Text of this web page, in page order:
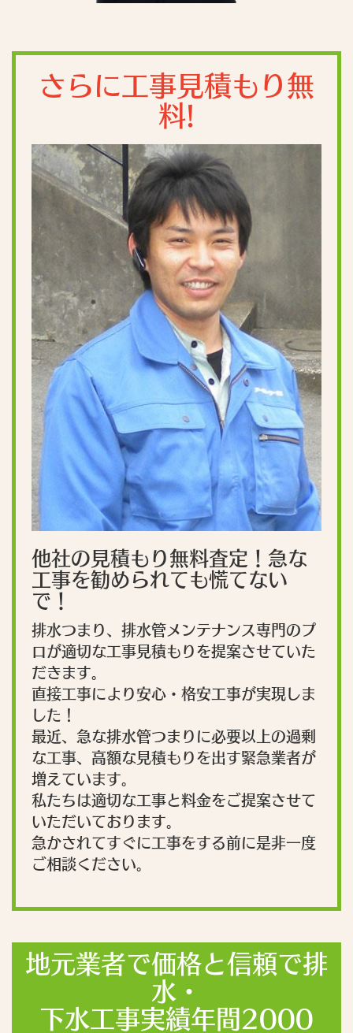
さらに工事見積もり無
料!
他社の見積もり無料査定！急な
工事を勧められても慌てない
で！
排水つまり、排水管メンテナンス専門のプ
ロが適切な工事見積もりを提案させていた
だきます。
直接工事により安心・格安工事が実現しま
した！
最近、急な排水管つまりに必要以上の過剰
な工事、高額な見積もりを出す緊急業者が
増えています。
私たちは適切な工事と料金をご提案させて
いただいております。
急かされてすぐに工事をする前に是非一度
ご相談ください。
地元業者で価格と信頼で排
水・
下水工事実績年間2000